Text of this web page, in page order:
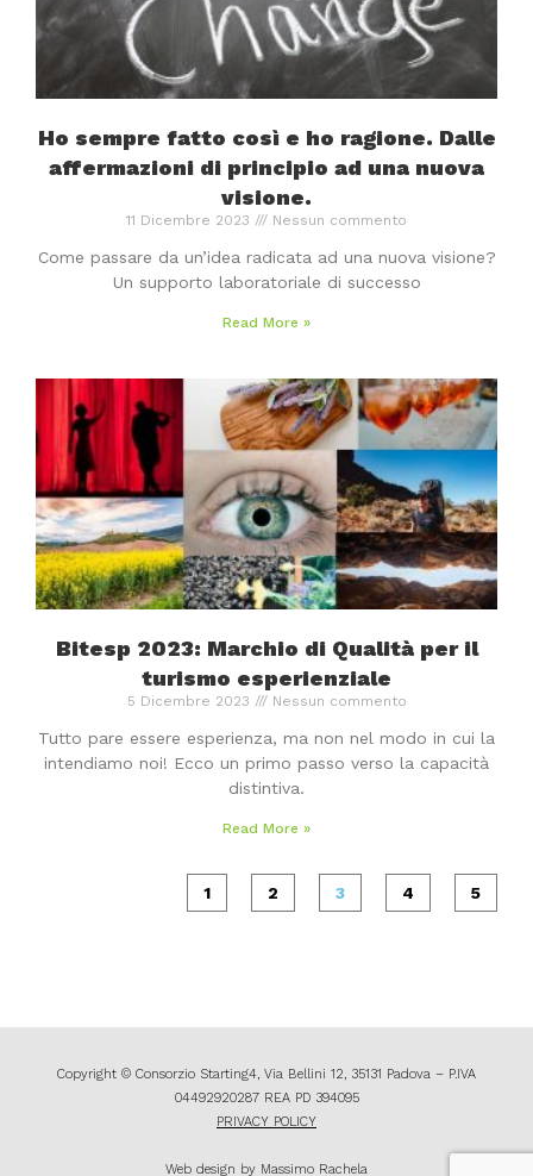
Ho sempre fatto così e ho ragione. Dalle
affermazioni di principio ad una nuova
visione.
11 Dicembre 2023 Nessun commento
Come passare da un’idea radicata ad una nuova visione?
Un supporto laboratoriale di successo
Read More »
Bitesp 2023: Marchio di Qualità per il
turismo esperienziale
5 Dicembre 2023 Nessun commento
Tutto pare essere esperienza, ma non nel modo in cui la
intendiamo noi! Ecco un primo passo verso la capacità
distintiva.
Read More »
1 2 3 4 5
Copyright © Consorzio Starting4, Via Bellini 12, 35131 Padova – P.IVA
04492920287 REA PD 394095
PRIVACY POLICY
Web design by Massimo Rachela